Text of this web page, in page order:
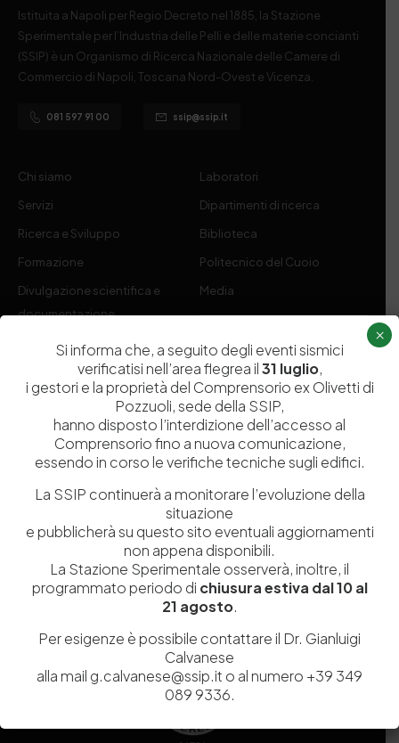
Istituita a Napoli per Regio Decreto nel 1885, la Stazione
Sperimentale per l’Industria delle Pelli e delle materie concianti
(SSIP) è un Organismo di Ricerca Nazionale delle Camere di
Commercio di Napoli, Toscana Nord-Ovest e Vicenza.
081 597 91 00 ssip@ssip.it
Chi siamo
Servizi
Ricerca e Sviluppo
Formazione
Divulgazione scientifica e
documentazione
Contribuenti
Laboratori
Dipartimenti di ricerca
Biblioteca
Politecnico del Cuoio
Media
Amministrazione Trasparente
Codice fiscale e Partita Iva07936981211
Iscrizione REA
NA 920756
Codice di iscrizione all’Anagrafe Nazionale delle Ricerche del
MIUR 000290_EIRI
Euro9.690.240,00
stazionesperimentaleindustriapelli@legalmail.it
Sede legaleVia Campi Flegrei, 34 – 80078 Pozzuoli (NA) – Tel. +39
Si informa che, a seguito degli eventi sismici
verificatisi nell’area flegrea il31 luglio,
i gestori e la proprietà del Comprensorio ex Olivetti di
Pozzuoli, sede della SSIP,
hanno disposto l’interdizione dell’accesso al
Comprensorio fino a nuova comunicazione,
essendo in corso le verifiche tecniche sugli edifici.
La SSIP continuerà a monitorare l’evoluzione della
situazione
e pubblicherà su questo sito eventuali aggiornamenti
non appena disponibili.
La Stazione Sperimentale osserverà, inoltre, il
programmato periodo di chiusura estiva dal 10 al
21 agosto.
Per esigenze è possibile contattare il Dr. Gianluigi
Calvanese
alla mail g.calvanese@ssip.it o al numero +39 349
089 9336.
×